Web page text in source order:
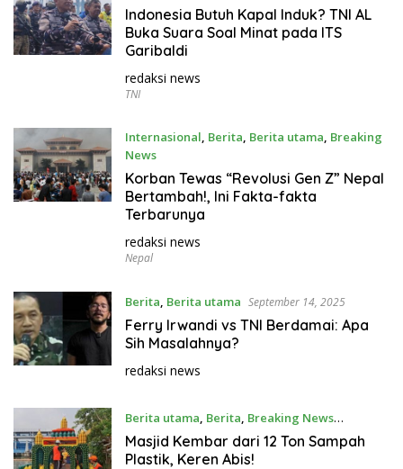
September 16, 2025
Indonesia Butuh Kapal Induk? TNI AL
Buka Suara Soal Minat pada ITS
Garibaldi
redaksi news
TNI
Internasional, Berita, Berita utama, Breaking
News
September 16, 2025
Korban Tewas “Revolusi Gen Z” Nepal
Bertambah!, Ini Fakta-fakta
Terbarunya
redaksi news
Nepal
Berita, Berita utama September 14, 2025
Ferry Irwandi vs TNI Berdamai: Apa
Sih Masalahnya?
redaksi news
Berita utama, Berita, Breaking News
September 14, 2025
Masjid Kembar dari 12 Ton Sampah
Plastik, Keren Abis!